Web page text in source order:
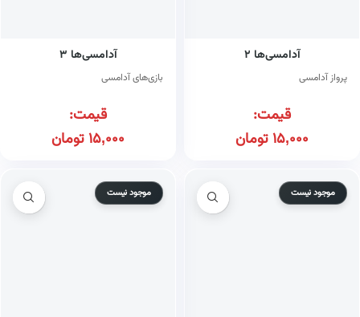
آدامسی‌ها ۲
پرواز آدامسی
قیمت:
15,000تومان
آدامسی‌ها ۳
بازی‌های آدامسی
قیمت:
15,000تومان
موجود نیست موجود نیست